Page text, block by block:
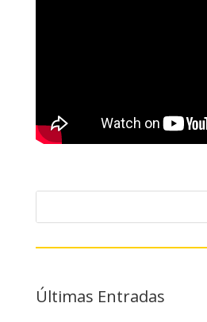
Últimas Entradas